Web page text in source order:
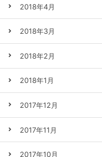
2018年4月
2018年3月
2018年2月
2018年1月
2017年12月
2017年11月
2017年10月